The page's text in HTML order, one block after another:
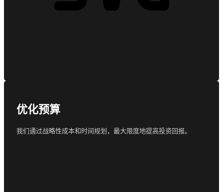
优化预算
我们通过战略性成本和时间规划，最大限度地提高投资回报。